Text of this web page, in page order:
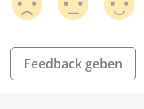
Feedback geben